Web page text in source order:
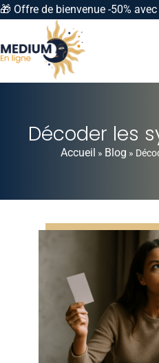
🎁 Offre de bienvenue -50%
Décoder les
Accueil » Blog »